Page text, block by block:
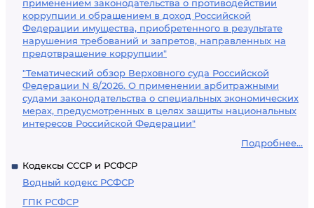
применением законодательства о противодействии
коррупции и обращением в доход Российской
Федерации имущества, приобретенного в результате
нарушения требований и запретов, направленных на
предотвращение коррупции"
"Тематический обзор Верховного суда Российской
Федерации N 8/2026. О применении арбитражными
судами законодательства о специальных экономических
мерах, предусмотренных в целях защиты национальных
интересов Российской Федерации"
Подробнее...
Кодексы СССР и РСФСР
Водный кодекс РСФСР
ГПК РСФСР